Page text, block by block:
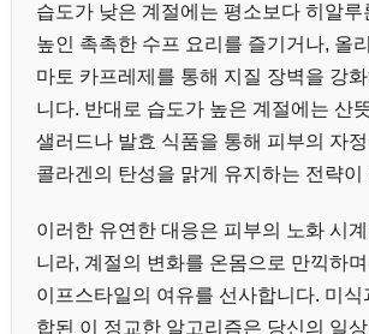
습도가 낮은 계절에는 평소보다 히알루
높인 촉촉한 수프 요리를 즐기거나, 올
마토 카프레제를 통해 지질 장벽을 강
니다. 반대로 습도가 높은 계절에는 산
샐러드나 발효 식품을 통해 피부의 자
콜라겐의 탄성을 맑게 유지하는 전략이
이러한 유연한 대응은 피부의 노화 시
니라, 계절의 변화를 온몸으로 만끽하
이프스타일의 여유를 선사합니다. 미식
합된 이 정교한 알고리즘은 당신의 일